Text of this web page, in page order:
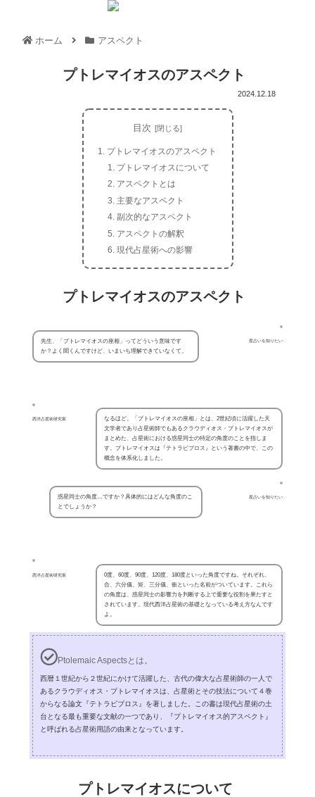
ホーム アスペクト
プトレマイオスのアスペクト
2024.12.18
目次
プトレマイオスのアスペクト
プトレマイオスについて
アスペクトとは
主要なアスペクト
副次的なアスペクト
アスペクトの解釈
現代占星術への影響
プトレマイオスのアスペクト
星占いを知りたい
先生、「プトレマイオスの座相」ってどういう意味です
か？よく聞くんですけど、いまいち理解できていなくて。
西洋占星術研究家
なるほど。「プトレマイオスの座相」とは、2世紀頃に活躍した天
文学者であり占星術師でもあるクラウディオス・プトレマイオスが
まとめた、占星術における惑星同士の特定の角度のことを指しま
す。プトレマイオスは『テトラビブロス』という著書の中で、この
概念を体系化しました。
星占いを知りたい
惑星同士の角度…ですか？具体的にはどんな角度のこ
とでしょうか？
西洋占星術研究家
0度、60度、90度、120度、180度といった角度ですね。それぞれ、
合、六分儀、矩、三分儀、衝といった名前がついています。これら
の角度は、惑星同士の影響力を判断する上で重要な役割を果たすと
されています。現代西洋占星術の基礎となっている考え方なんです
よ。
Ptolemaic Aspectsとは。
西暦１世紀から２世紀にかけて活躍した、古代の偉大な占星術師の一人で
あるクラウディオス・プトレマイオスは、占星術とその技法について４巻
からなる論文『テトラビブロス』を著しました。この書は現代占星術の土
台となる最も重要な文献の一つであり、『プトレマイオス的アスペクト』
と呼ばれる占星術用語の由来となっています。
プトレマイオスについて